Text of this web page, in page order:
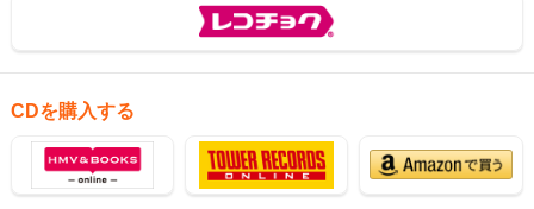
CDを購入する